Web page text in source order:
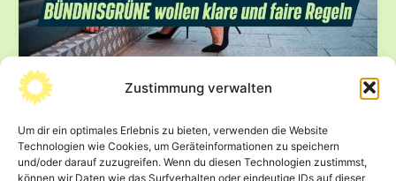
Zustimmung verwalten
Um dir ein optimales Erlebnis zu bieten, verwenden die Website
Technologien wie Cookies, um Geräteinformationen zu speichern
und/oder darauf zuzugreifen. Wenn du diesen Technologien zustimmst,
können wir Daten wie das Surfverhalten oder eindeutige IDs auf dieser
Chemnitz
Rückforderung von Corona-Hilfen:
Regeln
4. August 2025